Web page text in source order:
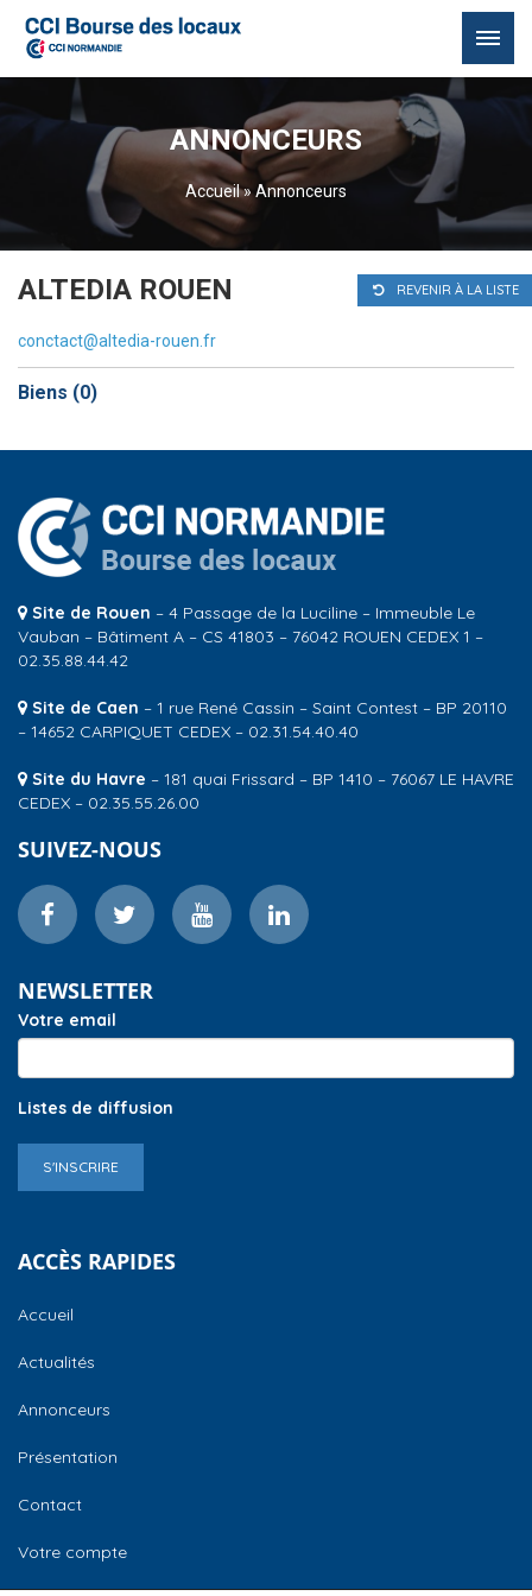
ANNONCEURS
Accueil»Annonceurs
REVENIR À LA LISTE
ALTEDIA ROUEN
conctact@altedia-rouen.fr
Biens (0)
Site de Rouen – 4 Passage de la Luciline – Immeuble Le
Vauban – Bâtiment A – CS 41803 – 76042 ROUEN CEDEX 1 –
02.35.88.44.42
Site de Caen – 1 rue René Cassin – Saint Contest – BP 20110
– 14652 CARPIQUET CEDEX – 02.31.54.40.40
Site du Havre – 181 quai Frissard – BP 1410 – 76067 LE HAVRE
CEDEX – 02.35.55.26.00
SUIVEZ-NOUS
NEWSLETTER
Votre email
Listes de diffusion
S'INSCRIRE
ACCÈS RAPIDES
Accueil
Actualités
Annonceurs
Présentation
Contact
Votre compte